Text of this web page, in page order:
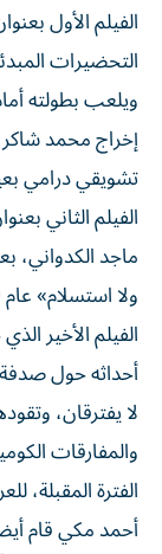
الفيلم الأول
التحضيرات
ويلعب بطولته
إخراج محمد
تشويقي درامي
الفيلم الثاني
الفيلم الأخير
أحداثه حول
لا يفترقان،
والمفارقات
الفترة
أحمد مكي قام